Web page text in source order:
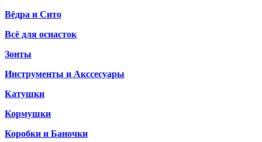
Вёдра и Сито
Всё для оснасток
Зонты
Инструменты и Акссесуары
Катушки
Кормушки
Коробки и Баночки